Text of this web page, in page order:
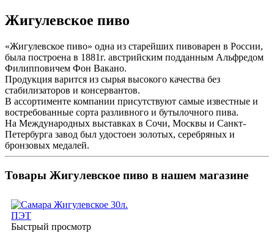
Жигулевское пиво
«Жигулевское пиво» одна из старейших пивоварен в России,
была построена в 1881г. австрийским подданным Альфредом
Филипповичем Фон Вакано.
Продукция варится из сырья высокого качества без
стабилизаторов и консервантов.
В ассортименте компании присутствуют самые известные и
востребованные сорта разливного и бутылочного пива.
На Международных выставках в Сочи, Москвы и Санкт-
Петербурга завод был удостоен золотых, серебряных и
бронзовых медалей.
Товары Жигулевское пиво в нашем магазине
Быстрый просмотр